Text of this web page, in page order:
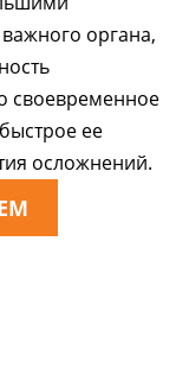
органа,
своевременное
ее
осложнений.